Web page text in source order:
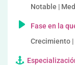
Notable |
Fase en la
Crecimiento |